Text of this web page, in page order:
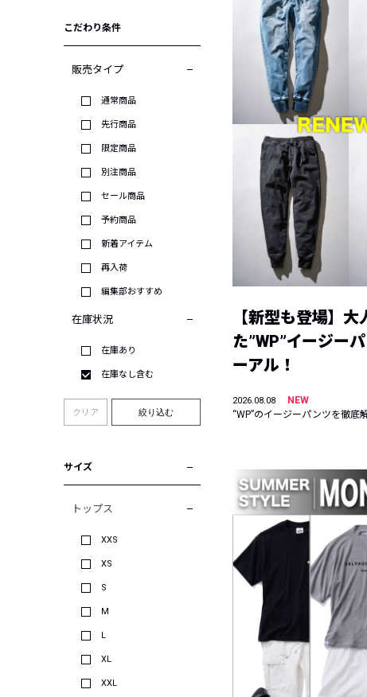
こだわり条件
販売タイプ
通常商品
先行商品
限定商品
別注商品
セール商品
予約商品
新着アイテム
再入荷
編集部おすすめ
在庫状況
在庫あり
在庫なし含む
クリア 絞り込む
サイズ
トップス
XXS
XS
S
M
L
XL
XXL
【新型も登場】大
た”WP”イージー
ーアル！
2026.08.08
NEW
“WP”のイージーパンツを徹底